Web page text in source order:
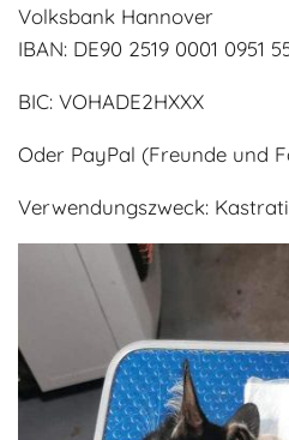
Adoptantenberichte
FAQ
Volksbank Hannover
IBAN: DE90 2519 0001 0951
BIC: VOHADE2HXXX
Oder PayPal (Freunde und
Verwendungszweck: